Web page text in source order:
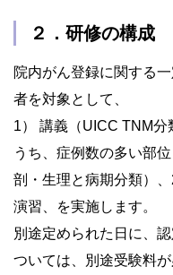
２．研修の構成
院内がん登録に関する
者を対象として、
1） 講義（UICC TNM
うち、症例数の多い部
剖・生理と病期分類）
演習、を実施します。
別途定められた日に、
ついては、別途受験料が